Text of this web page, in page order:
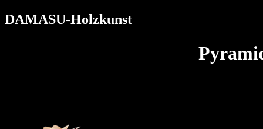
DAMASU-Holzkunst